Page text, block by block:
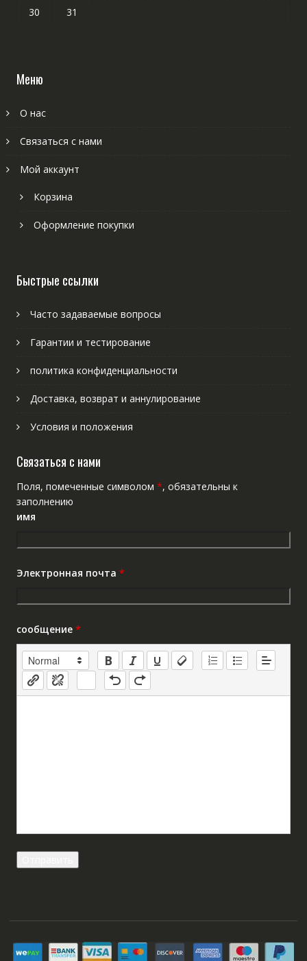
30
31
Меню
О нас
Связаться с нами
Мой аккаунт
Корзина
Оформление покупки
Быстрые ссылки
Часто задаваемые вопросы
Гарантии и тестирование
политика конфиденциальности
Доставка, возврат и аннулирование
Условия и положения
Связаться с нами
Поля, помеченные символом *, обязательны к
заполнению
имя
Электронная почта *
сообщение *